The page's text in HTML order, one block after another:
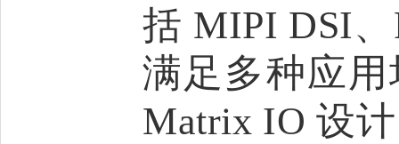
括 MIPI DSI
满足多种应用
Matrix IO 设